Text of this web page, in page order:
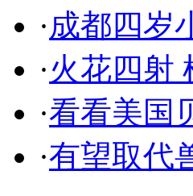
·成都四岁
·火花四射
·看看美国
·有望取代